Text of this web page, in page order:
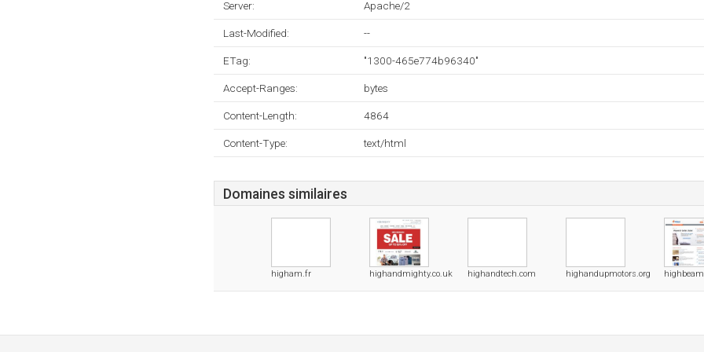
Server: Apache/2
Last-Modified: --
ETag: "1300-465e774b96340"
Accept-Ranges: bytes
Content-Length: 4864
Content-Type: text/html
Domaines similaires
higham.fr highandmighty.co.uk highandtech.com highandupmotors.org